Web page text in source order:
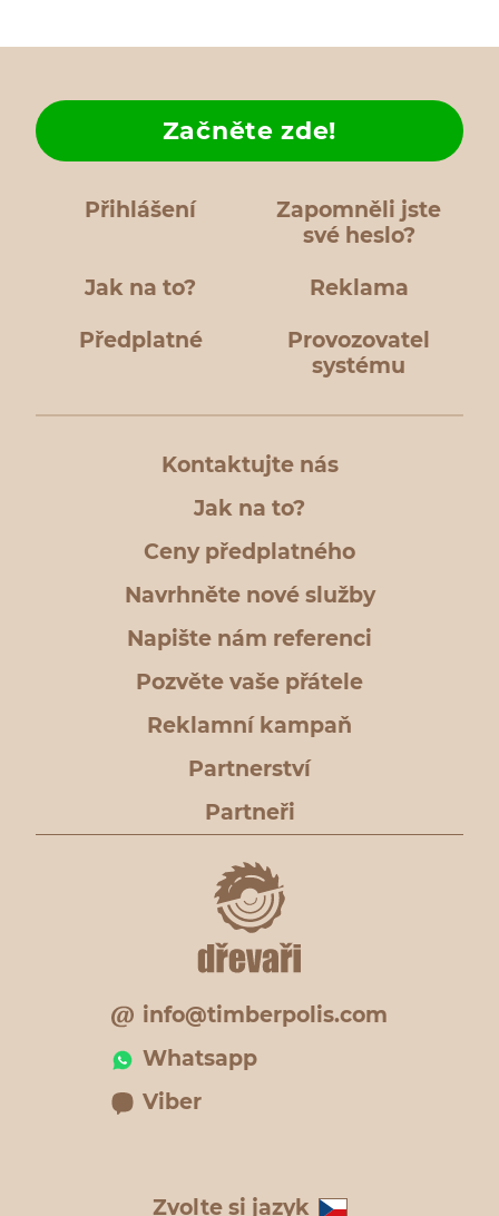
Přihlášení
Zapomněli jste
své heslo?
Jak na to?
Začněte zde!
Reklama
Předplatné
Provozovatel
systému
Kontaktujte nás
Jak na to?
Ceny předplatného
Navrhněte nové služby
Napište nám referenci
Pozvěte vaše přátele
Reklamní kampaň
Partnerství
Partneři
info@timberpolis.com
Whatsapp
Viber
Zvolte si jazyk